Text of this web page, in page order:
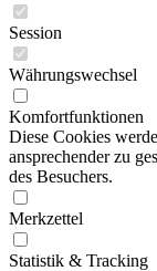
Session
Währungswechsel
Komfortfunktionen
Diese Cookies
ansprechender zu
des Besuchers.
Merkzettel
Statistik & Tracking